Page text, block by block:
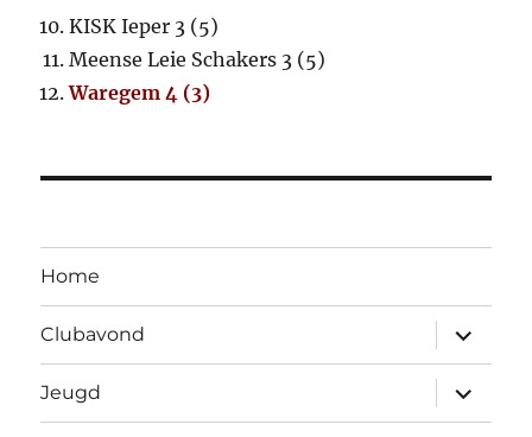
KISK Ieper 3 (5)
Meense Leie Schakers 3 (5)
Waregem 4 (3)
Home
Clubavond
Open
Jeugd
Open